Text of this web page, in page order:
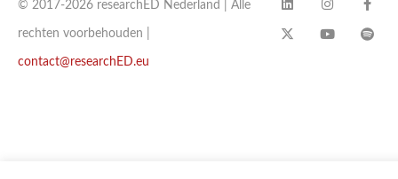
© 2017-2026 researchED Nederland | Alle
rechten voorbehouden |
contact@researchED.eu